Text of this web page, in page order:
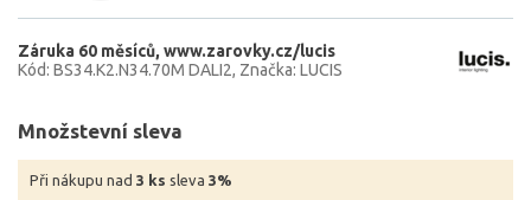
Záruka 60 měsíců www.zarovky.cz/lucis
Kód: BS34.K2.N34.70M DALI2 Značka: LUCIS
Množstevní sleva
Při nákupu nad 3 ks sleva 3%